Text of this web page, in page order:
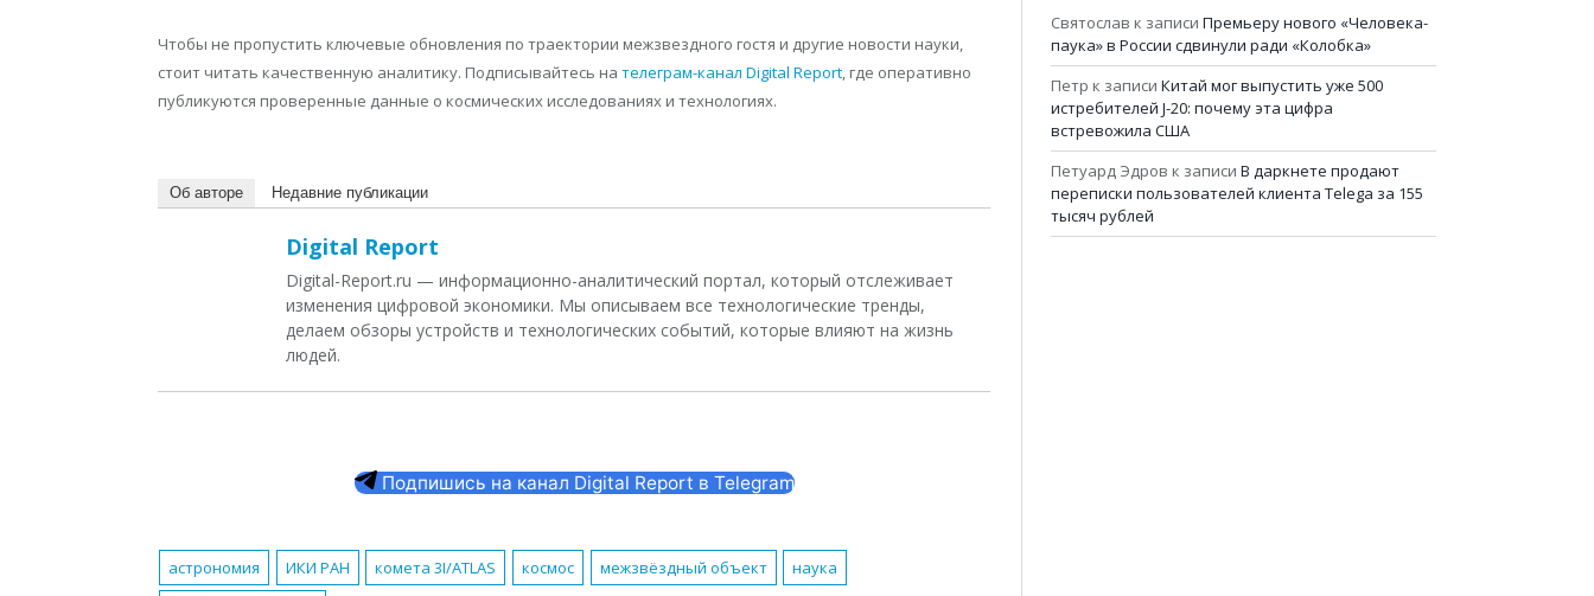
Чтобы не пропустить ключевые обновления по траектории межзвездного гостя и другие новости науки,
стоит читать качественную аналитику. Подписывайтесь на телеграм-канал Digital Report, где оперативно
публикуются проверенные данные о космических исследованиях и технологиях.
Об авторе Недавние публикации
Digital Report
Digital-Report.ru — информационно-аналитический портал, который отслеживает
изменения цифровой экономики. Мы описываем все технологические тренды,
делаем обзоры устройств и технологических событий, которые влияют на жизнь
людей.
Подпишись на канал Digital Report в Telegram
астрономия ИКИ РАН комета 3I/ATLAS космос межзвёздный объект
наука
Святослав к записи Премьеру нового «Человека-
паука» в России сдвинули ради «Колобка»
Петр к записи Китай мог выпустить уже 500
истребителей J-20: почему эта цифра
встревожила США
Петуард Эдров к записи В даркнете продают
переписки пользователей клиента Telega за 155
тысяч рублей